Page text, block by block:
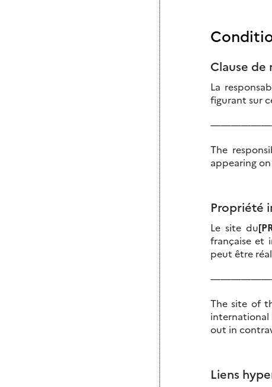
Clause de
La
figurant sur
The
appearing
Propriété
Le site du
française et
peut être
The site of
out in
Liens